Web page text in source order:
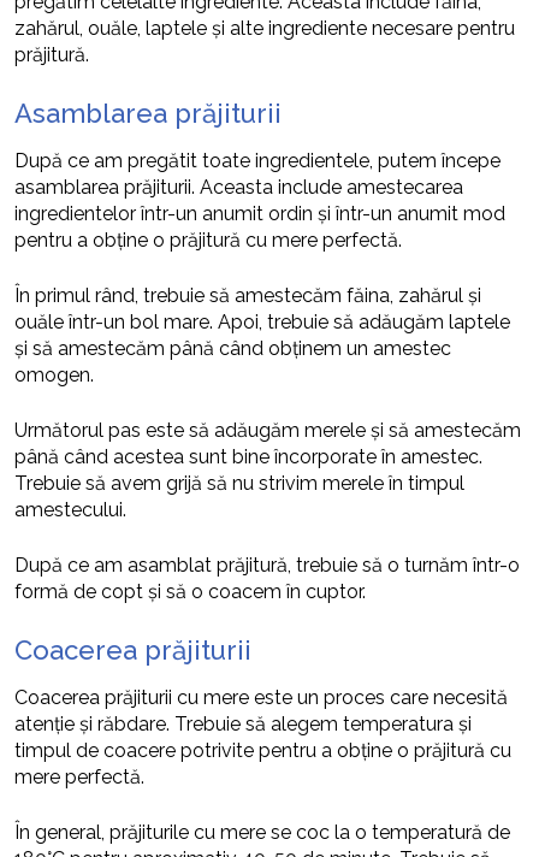
zahărul, ouăle, laptele și alte ingrediente necesare pentru
prăjitură.
Asamblarea prăjiturii
După ce am pregătit toate ingredientele, putem începe
asamblarea prăjiturii. Aceasta include amestecarea
ingredientelor într-un anumit ordin și într-un anumit mod
pentru a obține o prăjitură cu mere perfectă.
În primul rând, trebuie să amestecăm făina, zahărul și
ouăle într-un bol mare. Apoi, trebuie să adăugăm laptele
și să amestecăm până când obținem un amestec
omogen.
Următorul pas este să adăugăm merele și să amestecăm
până când acestea sunt bine încorporate în amestec.
Trebuie să avem grijă să nu strivim merele în timpul
amestecului.
După ce am asamblat prăjitură, trebuie să o turnăm într-o
formă de copt și să o coacem în cuptor.
Coacerea prăjiturii
Coacerea prăjiturii cu mere este un proces care necesită
atenție și răbdare. Trebuie să alegem temperatura și
timpul de coacere potrivite pentru a obține o prăjitură cu
mere perfectă.
În general, prăjiturile cu mere se coc la o temperatură de